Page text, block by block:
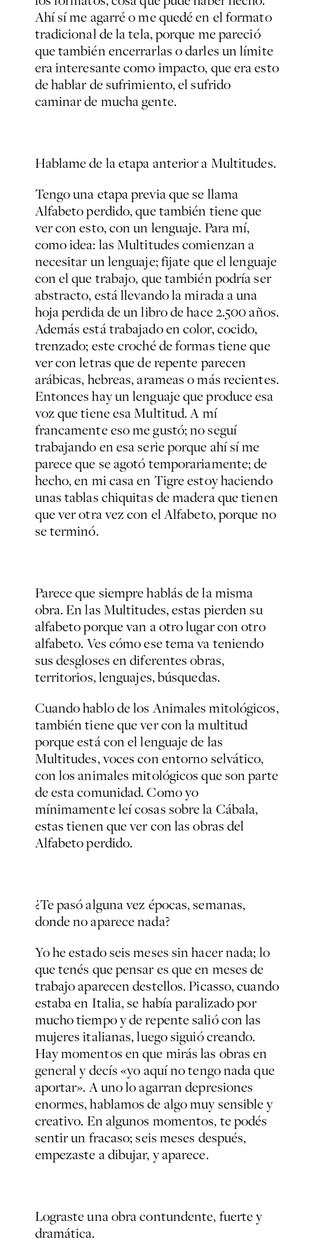
Ahí sí me agarré o me quedé en el formato
tradicional de la tela, porque me pareció
que también encerrarlas o darles un límite
era interesante como impacto, que era esto
de hablar de sufrimiento, el sufrido
caminar de mucha gente.
Hablame de la etapa anterior aMultitudes.
Tengo una etapa previa que se llama
Alfabeto perdido,que también tiene que
ver con esto, con un lenguaje. Para mí,
como idea: lasMultitudescomienzan a
necesitar un lenguaje; fijate que el lenguaje
con el que trabajo, que también podría ser
abstracto, está llevando la mirada a una
hoja perdida de un libro de hace 2.500 años.
Además está trabajado en color, cocido,
trenzado; este croché de formas tiene que
ver con letras que de repente parecen
arábicas, hebreas, arameas o más recientes.
Entonces hay un lenguaje que produce esa
voz que tiene esaMultitud. A mí
francamente eso me gustó; no seguí
trabajando en esa serie porque ahí sí me
parece que se agotó temporariamente; de
hecho, en mi casa en Tigre estoy haciendo
unas tablas chiquitas de madera que tienen
que ver otra vez con elAlfabeto, porque no
se terminó.
Parece que siempre hablás de la misma
obra. En lasMultitudes,estas pierden su
alfabeto porque van a otro lugar con otro
alfabeto. Ves cómo ese tema va teniendo
sus desgloses en diferentes obras,
territorios, lenguajes, búsquedas.
Cuando hablo de los Animales mitológicos,
también tiene que ver con la multitud
porque está con el lenguaje de las
Multitudes, voces con entorno selvático,
con los animales mitológicos que son parte
de esta comunidad. Como yo
mínimamente leí cosas sobre la Cábala,
estas tienen que ver con las obras del
Alfabeto perdido.
¿Te pasó alguna vez épocas, semanas,
donde no aparece nada?
Yo he estado seis meses sin hacer nada; lo
que tenés que pensar es que en meses de
trabajo aparecen destellos. Picasso, cuando
estaba en Italia, se había paralizado por
mucho tiempo y de repente salió con las
mujeres italianas, luego siguió creando.
Hay momentos en que mirás las obras en
general y decís «yo aquí no tengo nada que
aportar». A uno lo agarran depresiones
enormes, hablamos de algo muy sensible y
creativo. En algunos momentos, te podés
sentir un fracaso; seis meses después,
empezaste a dibujar, y aparece.
Lograste una obra contundente, fuerte y
dramática.